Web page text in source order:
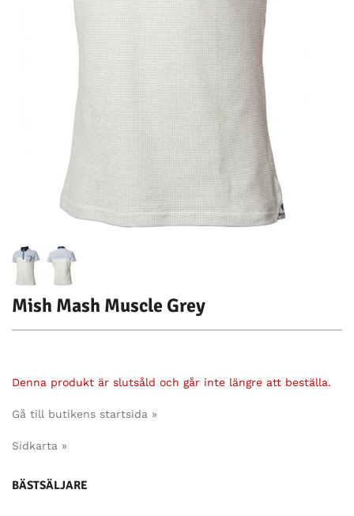
Mish Mash Muscle Grey
Denna produkt är slutsåld och går inte längre att beställa.
Gå till butikens startsida »
Sidkarta »
BÄSTSÄLJARE